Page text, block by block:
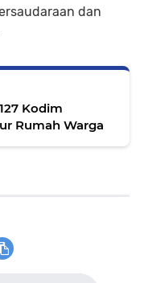
dan
Kodim
Rumah Warga